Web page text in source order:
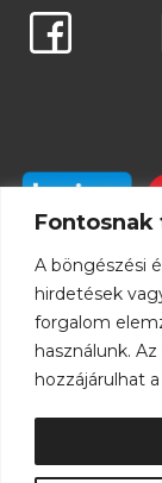
A böngészési
hirdetések
forgalom
használunk.
hozzájárulhat